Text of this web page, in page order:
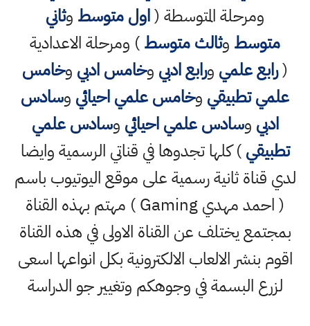
ومرحلة المتوسطة (اول متوسط وثاني
متوسط وثالث متوسط) ومرحلة الاعدادية
(رابع علمي ورابع ادبي وخامس ادبي وخامس
علمي تطبيقي وخامس علمي احيائي وسادس
ادبي وسادس علمي احيائي وسادس علمي
تطبيقي) كلها تجدوها في قناتي الرسمية وايضا
لدي قناة ثانية رسمية على موقع اليوتيوب باسم
( احمد مهدي Gaming ) مهتم بهذه القناة
بمجتمع يختلف عن القناة الاولى في هذه القناة
اقوم بنشر الالعاب الالكترونية بكل انواعها اسعى
لزرع البسمة في وجوهكم وتغيير جو الدراسة